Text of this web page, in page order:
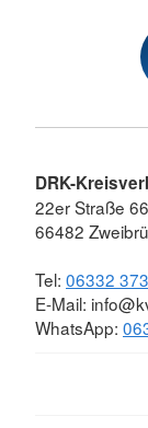
DRK-
22er Straße 66
66482
Tel: 06332
E-Mail:
WhatsApp: